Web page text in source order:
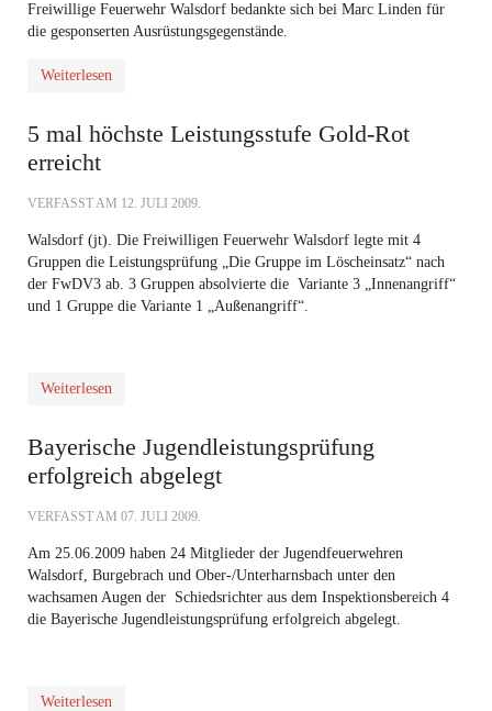
Freiwillige Feuerwehr Walsdorf bedankte sich bei Marc Linden für
die gesponserten Ausrüstungsgegenstände.
Weiterlesen
5 mal höchste Leistungsstufe Gold-Rot
erreicht
VERFASST AM 12. JULI 2009.
Walsdorf (jt). Die Freiwilligen Feuerwehr Walsdorf legte mit 4
Gruppen die Leistungsprüfung „Die Gruppe im Löscheinsatz“ nach
der FwDV3 ab. 3 Gruppen absolvierte die Variante 3 „Innenangriff“
und 1 Gruppe die Variante 1 „Außenangriff“.
Weiterlesen
Bayerische Jugendleistungsprüfung
erfolgreich abgelegt
VERFASST AM 07. JULI 2009.
Am 25.06.2009 haben 24 Mitglieder der Jugendfeuerwehren
Walsdorf, Burgebrach und Ober-/Unterharnsbach unter den
wachsamen Augen der Schiedsrichter aus dem Inspektionsbereich 4
die Bayerische Jugendleistungsprüfung erfolgreich abgelegt.
Weiterlesen